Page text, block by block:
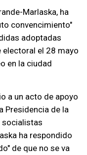
Marlaska, ha
convencimiento"
adoptadas
el 28 mayo
en la ciudad
a un acto de apoyo
Presidencia de la
socialistas
ha respondido
de que no se va